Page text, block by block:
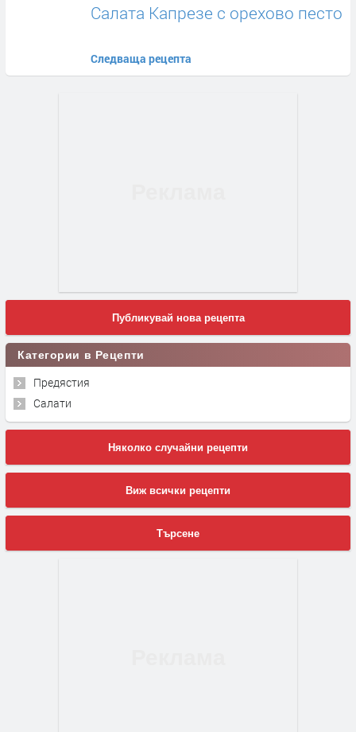
Салата Капрезе с орехово песто
Следваща рецепта
Публикувай нова рецепта
Категории в Рецепти
Предястия
Салати
Няколко случайни рецепти
Виж всички рецепти
Търсене